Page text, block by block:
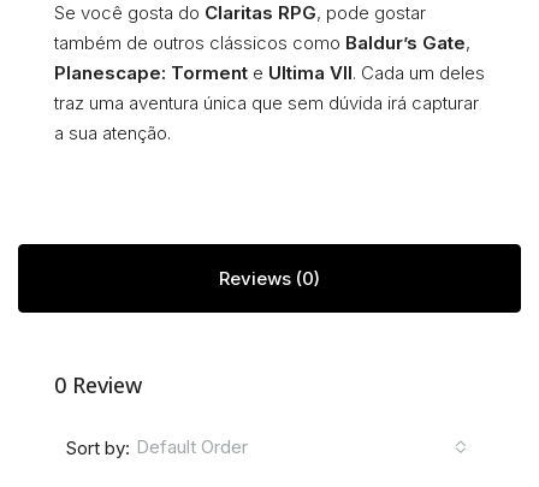
Se você gosta do Claritas RPG, pode gostar
também de outros clássicos como Baldur’s Gate,
Planescape: Torment e Ultima VII. Cada um deles
traz uma aventura única que sem dúvida irá capturar
a sua atenção.
Reviews (0)
0 Review
Sort by: Default Order